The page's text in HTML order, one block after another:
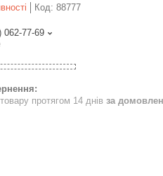
Код: 88777
062-77-69
протягом 14 днів за